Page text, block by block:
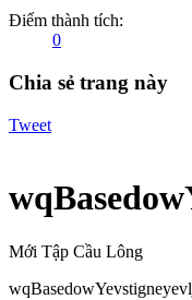
Điểm thành tích:
0
Chia sẻ trang này
Tweet
Mới Tập Cầu Lông